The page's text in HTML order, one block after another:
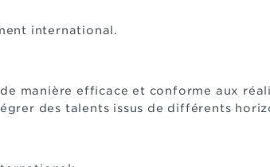
international.
manière efficace et conforme aux
des talents issus de différents